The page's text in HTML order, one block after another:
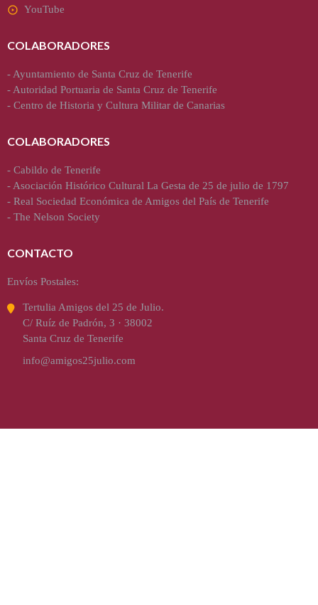
YouTube
COLABORADORES
- Ayuntamiento de Santa Cruz de Tenerife
- Autoridad Portuaria de Santa Cruz de Tenerife
- Centro de Historia y Cultura Militar de Canarias
COLABORADORES
- Cabildo de Tenerife
- Asociación Histórico Cultural La Gesta de 25 de julio de 1797
- Real Sociedad Económica de Amigos del País de Tenerife
- The Nelson Society
CONTACTO
Envíos Postales:
Tertulia Amigos del 25 de Julio.
C/ Ruíz de Padrón, 3 · 38002
Santa Cruz de Tenerife
info@amigos25julio.com